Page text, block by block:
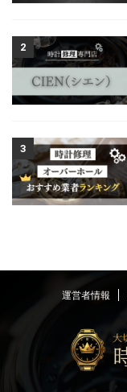
2
3
運営者情報